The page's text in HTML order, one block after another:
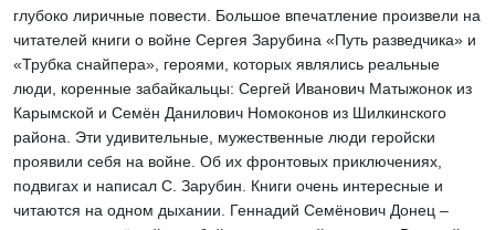
глубоко лиричные повести. Большое впечатление произвели на
читателей книги о войне Сергея Зарубина «Путь разведчика» и
«Трубка снайпера», героями, которых являлись реальные
люди, коренные забайкальцы: Сергей Иванович Матыжонок из
Карымской и Семён Данилович Номоконов из Шилкинского
района. Эти удивительные, мужественные люди геройски
проявили себя на войне. Об их фронтовых приключениях,
подвигах и написал С. Зарубин. Книги очень интересные и
читаются на одном дыхании. Геннадий Семёнович Донец –